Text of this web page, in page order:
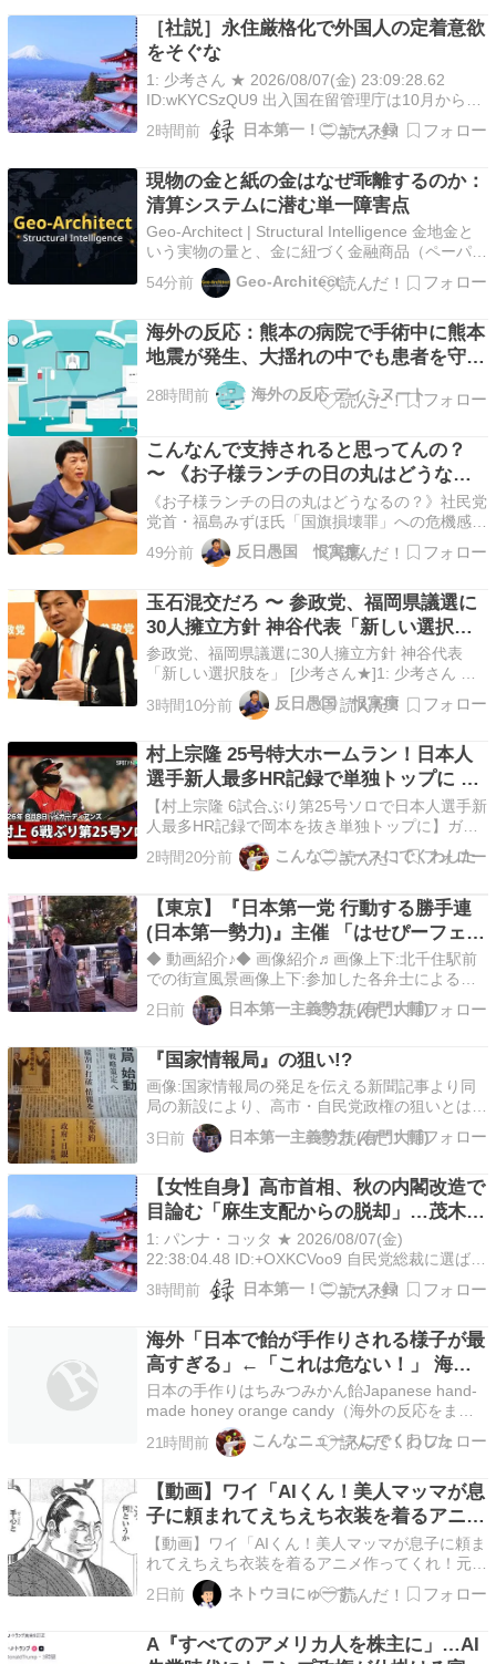
昼に入浴するような姿が捕獲された。複数のSNS
やオンラインコ…
［社説］永住厳格化で外国人の定着意欲
をそぐな
1: 少考さん ★ 2026/08/07(金) 23:09:28.62
ID:wKYCSzQU9 出入国在留管理庁は10月から外
国人の永住許可基準を厳しくする。資格取得後に
生活保護を受給する例をなくすのが目的という
2時間前 日本第一！ニュース録
現物の金と紙の金はなぜ乖離するのか：
清算システムに潜む単一障害点
Geo-Architect | Structural Intelligence 金地金と
いう実物の量と、金に紐づく金融商品（ペーパー
ゴールド）全体の残高は、同じ規模ではない。こ
の差そのものは金融市場では珍しくない仕組みだ
要求が一斉に集中…
54分前 Geo-Architect
海外の反応：熊本の病院で手術中に熊本
地震が発生、大揺れの中でも患者を守っ
た医師たちの対応に海外大絶賛
28時間前 海外の反応 ディミヌート
こんなんで支持されると思ってんの？
〜 《お子様ランチの日の丸はどうなる
の？》社民党党首・福島みずほ氏「国旗
損壊罪」への危機感
《お子様ランチの日の丸はどうなるの？》社民党
党首・福島みずほ氏「国旗損壊罪」への危機感
[837857943]1: リバースネックブリーカー(東京
都) [ﾇｺ] 2026/08/08(土) 10:15:36.59
49分前 反日愚国 恨寓瘻
玉石混交だろ 〜 参政党、福岡県議選に
30人擁立方針 神谷代表「新しい選択肢
を」
参政党、福岡県議選に30人擁立方針 神谷代表
「新しい選択肢を」 [少考さん★]1: 少考さん ★
2026/08/07(金) 21:57:21.55 ID:wKYCSzQU9 参
政党、福岡県議選に30人擁立方針 神谷代表「新
25…
3時間10分前 反日愚国 恨寓瘻
村上宗隆 25号特大ホームラン！日本人
選手新人最多HR記録で単独トップに 海
外の反応
【村上宗隆 6試合ぶり第25号ソロで日本人選手新
人最多HR記録で岡本を抜き単独トップに】ガー
ディアンズvsホワイトソックス MLB2026シーズ
ン 8.8（海外の反応をまとめました）
2時間20分前 こんなニュースにでくわした
【東京】『日本第一党 行動する勝手連
(日本第一勢力)』主催 「はせぴーフェス
ティバル」反移民・時局演説会
◆ 動画紹介♪◆ 画像紹介♬画像上下:北千住駅前
での街宣風景画像上下:参加した各弁士による演
説画像上下:北千住での街宣も今回で早や5度目画
像上下:不特定多数の人が行き交うデッキ上では
行記号：１０１００番号：６８２２４８８１口座
名：特定非…
2日前 日本第一主義勢力 (有門大輔)
『国家情報局』の狙い!?
画像:国家情報局の発足を伝える新聞記事より同
局の新設により、高市・自民党政権の狙いとは、
どこにあるのか？◇ 隆盛する移民受け入れと反
移民アクション!不可分の相関関係にある二つの
り、『国家情報局』が新たに発足した。 同政権
が公約として制…
3日前 日本第一主義勢力 (有門大輔)
【女性自身】高市首相、秋の内閣改造で
目論む「麻生支配からの脱却」…茂木敏
充氏も小林鷹之氏もクビ
1: パンナ・コッタ ★ 2026/08/07(金)
22:38:04.48 ID:+OXKCVoo9 自民党総裁に選ばれ
て以降、高市首相は麻生氏と水面下のバトルを続
けてきた。 「高市首相はこの1年、野党と戦うよ
3時間前 日本第一！ニュース録
海外「日本で飴が手作りされる様子が最
高すぎる」←「これは危ない！」 海外
の反応
日本の手作りはちみつみかん飴Japanese hand-
made honey orange candy（海外の反応をまと
めました）
21時間前 こんなニュースにでくわした
【動画】ワイ「AIくん！美人マッマが息
子に頼まれてえちえち衣装を着るアニメ
作ってくれ！元絵もAIくんが描いてや」
AI「はぁ…（ため息）」
【動画】ワイ「AIくん！美人マッマが息子に頼ま
れてえちえち衣装を着るアニメ作ってくれ！元絵
もAIくんが描いてや」AI「はぁ…（ため息）」
AIで描いたキャラクターとストーリーを指定する
2日前 ネトウヨにゅーす。
A『すべてのアメリカ人を株主に」…AI